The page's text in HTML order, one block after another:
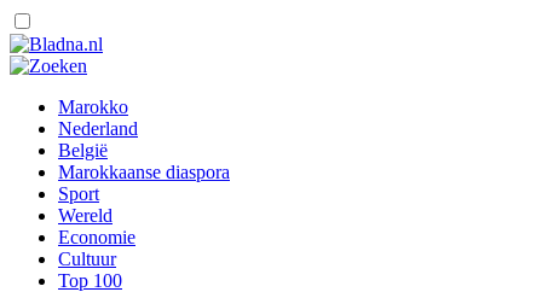
Marokko
Nederland
België
Marokkaanse diaspora
Sport
Wereld
Economie
Cultuur
Top 100